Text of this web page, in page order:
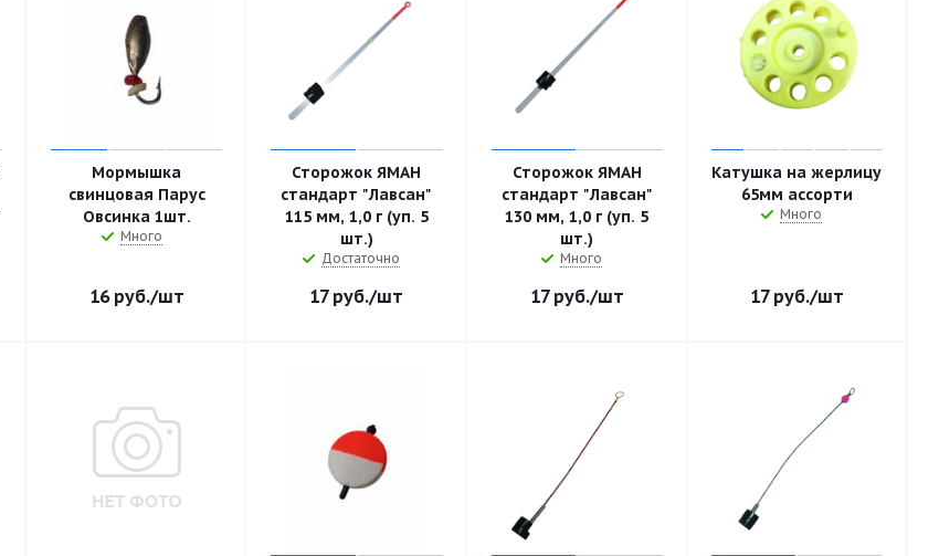
Мормышка
свинцовая Парус
Овсинка 1шт.
Много
16руб./шт
Сторожок ЯМАН
стандарт "Лавсан"
115 мм, 1,0 г (уп. 5
шт.)
Достаточно
17руб./шт
Сторожок ЯМАН
стандарт "Лавсан"
130 мм, 1,0 г (уп. 5
шт.)
Много
17руб./шт
Катушка на жерлицу
65мм ассорти
Много
17руб./шт